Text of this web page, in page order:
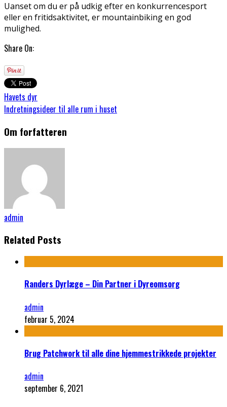
Uanset om du er på udkig efter en konkurrencesport
eller en fritidsaktivitet, er mountainbiking en god
mulighed.
Share On:
Havets dyr
Indretningsideer til alle rum i huset
Om forfatteren
admin
Related Posts
Randers Dyrlæge – Din Partner i Dyreomsorg
admin
februar 5, 2024
Brug Patchwork til alle dine hjemmestrikkede projekter
admin
september 6, 2021